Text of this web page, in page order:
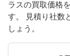
ラスの買取価格
す。 見積り社数
しょう。